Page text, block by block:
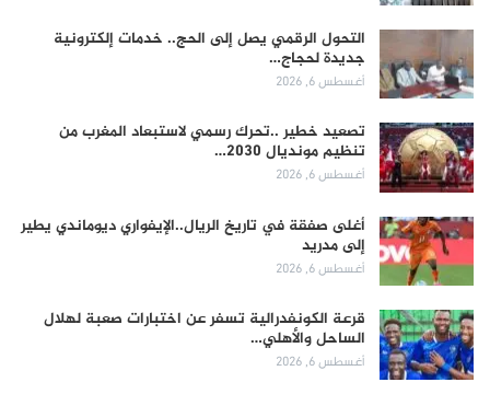
التحول الرقمي يصل إلى الحج.. خدمات إلكترونية
جديدة لحجاج…
أغسطس 6, 2026
تصعيد خطير ..تحرك رسمي لاستبعاد المغرب من
تنظيم مونديال 2030…
أغسطس 6, 2026
أغلى صفقة في تاريخ الريال..الإيفواري ديوماندي يطير
إلى مدريد
أغسطس 6, 2026
قرعة الكونفدرالية تسفر عن اختبارات صعبة لهلال
الساحل والأهلي…
أغسطس 6, 2026